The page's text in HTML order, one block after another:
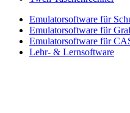
Emulatorsoftware für
Emulatorsoftware für
Emulatorsoftware für
Lehr- & Lernsoftware